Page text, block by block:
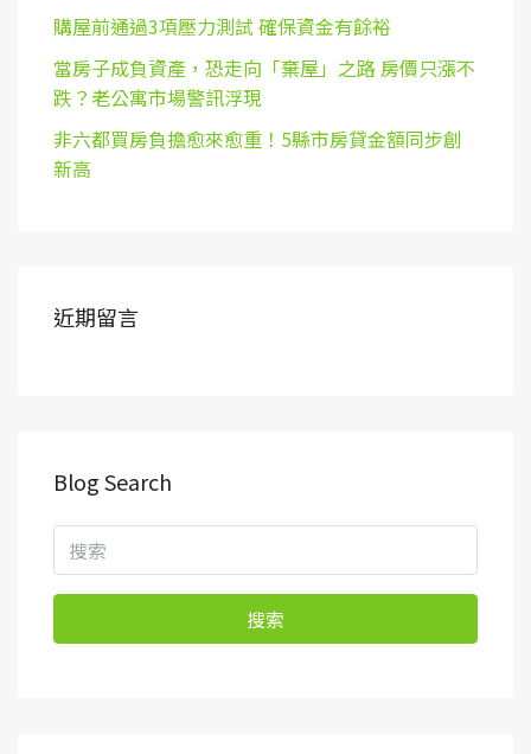
購屋前通過3項壓力測試 確保資金有餘裕
當房子成負資產，恐走向「棄屋」之路 房價只漲不
跌？老公寓市場警訊浮現
非六都買房負擔愈來愈重！5縣市房貸金額同步創
新高
近期留言
Blog Search
搜索